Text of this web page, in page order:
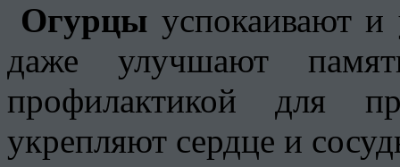
Огурцы успокаивают
даже улучшают
профилактикой для
укрепляют сердце и